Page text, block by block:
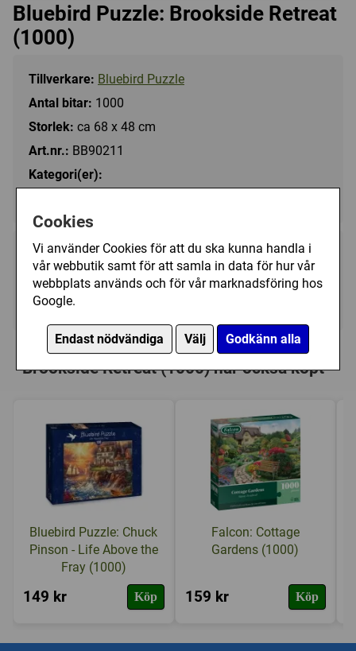
Cookies
Vi använder Cookies för att du ska kunna handla i
vår webbutik samt för att samla in data för hur vår
webbplats används och för vår marknadsföring hos
Google.
Endast nödvändiga Välj Godkänn alla
Bluebird Puzzle: Brookside Retreat
(1000)
Tillverkare: Bluebird Puzzle
Antal bitar: 1000
Storlek: ca 68 x 48 cm
Art.nr.: BB90211
Kategori(er):
149 kr Köp
I lager, leveranstid 1-3 vardagar
Personer som har köpt Bluebird Puzzle:
Brookside Retreat (1000) har också köpt
Bluebird Puzzle: Chuck
Pinson - Life Above the
Fray (1000)
149 kr Köp
Falcon: Cottage
Gardens (1000)
159 kr Köp